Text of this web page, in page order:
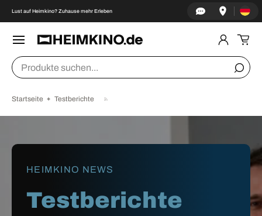
↵Zum Inhalt springen
↵Zum Menü springen
↵Fußzeile springen
↵Barrierefreiheits-Widget öffnen
DIREKT ZUM INHALT
Lust auf Heimkino? Zuhause mehr Erleben Land/
Suchen
Startseite Testberichte
HEIMKINO NEWS
Testberichte